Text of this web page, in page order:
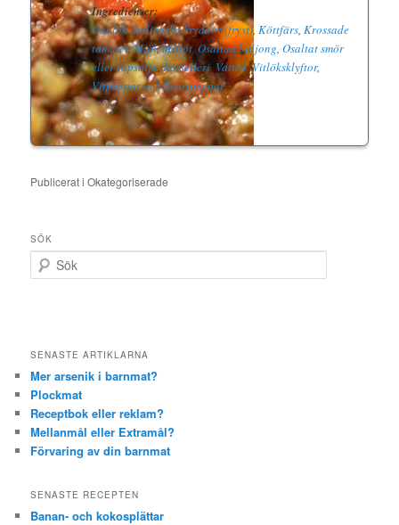
Ingredienser:
Gul lök,Italienska kryddor (fryst), Köttfärs, Krossade
tomater,Mjöl,Morot,Osaltad buljong, Osaltat smör
eller rapsolja,Rotselleri,Vatten,Vitlöksklyftor,
Vitpeppar och Svartpeppar
Publicerat i Okategoriserade
SÖK
ö
SENASTE ARTIKLARNA
Mer arsenik i barnmat?
Plockmat
Receptbok eller reklam?
Mellanmål eller Extramål?
Förvaring av din barnmat
SENASTE RECEPTEN
Banan- och kokosplättar